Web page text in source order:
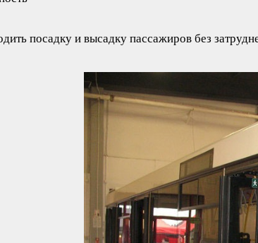
посадку и высадку пассажиров без